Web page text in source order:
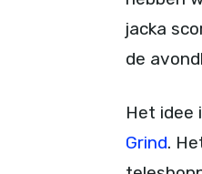
jacka
de
Het idee
Grind.